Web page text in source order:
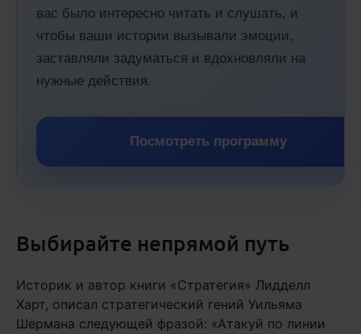
вас было интересно читать и слушать, и
чтобы ваши истории вызывали эмоции,
заставляли задуматься и вдохновляли на
нужные действия.
Посмотреть программу
Выбирайте непрямой путь
Историк и автор книги «Стратегия» Лидделл
Харт, описал стратегический гений Уильяма
Шермана следующей фразой: «Атакуй по линии